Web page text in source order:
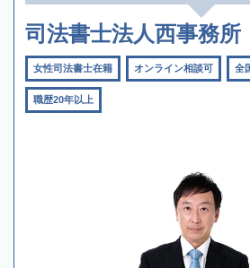
司法書士法人西事務所
女性司法書士在籍 オンライン相談可 全
職歴20年以上